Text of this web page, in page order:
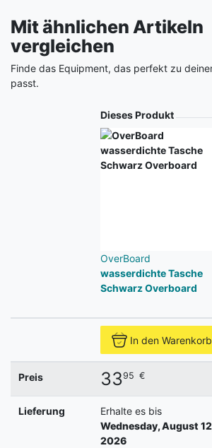
Mit ähnlichen Artikeln
vergleichen
Finde das Equipment, das perfekt zu
passt.
Dieses Produkt
OverBoard
wasserdichte Tasche
Schwarz Overboard
In den Warenkorb
Preis 3395 €
Lieferung
Erhalte es bis
Wednesday, August
2026